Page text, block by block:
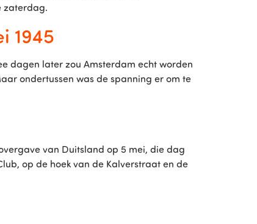
zaterdag.
1945
dagen later zou Amsterdam echt worden
ondertussen was de spanning er om te
van Duitsland op 5 mei, die dag
op de hoek van de Kalverstraat en de